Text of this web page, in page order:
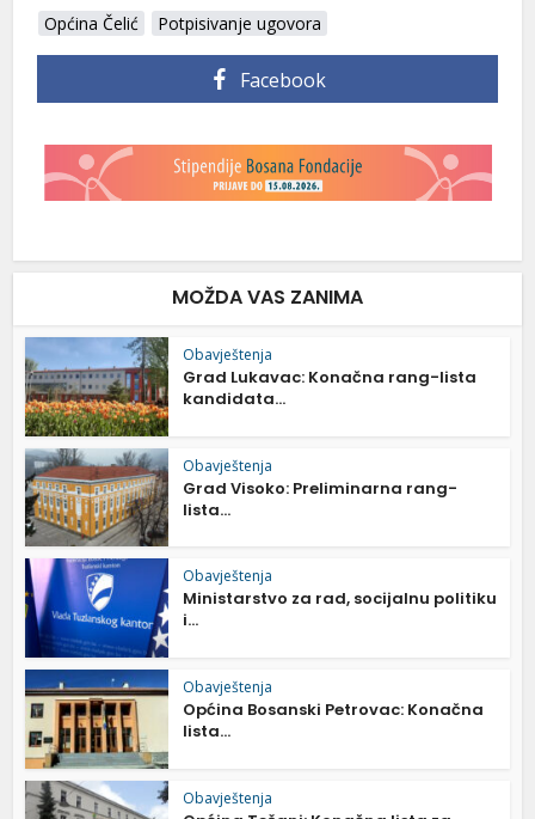
Općina Čelić Potpisivanje ugovora
Facebook
MOŽDA VAS ZANIMA
Obavještenja
Grad Lukavac: Konačna rang-lista
kandidata...
Obavještenja
Grad Visoko: Preliminarna rang-
lista...
Obavještenja
Ministarstvo za rad, socijalnu politiku
i...
Obavještenja
Općina Bosanski Petrovac: Konačna
lista...
Obavještenja